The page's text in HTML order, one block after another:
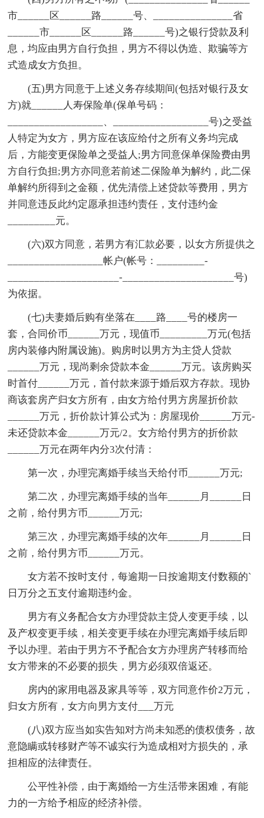
市______区______路______号、_______________省
______市______区______路______号)之银行贷款及利
息，均应由男方自行负担，男方不得以伪造、欺骗等方
式造成女方负担。
(五)男方同意于上述义务存续期间(包括对银行及女
方)就______人寿保险单(保单号码：
__________________、__________________号)之受益
人特定为女方，男方应在该应给付之所有义务均完成
后，方能变更保险单之受益人;男方同意保单保险费由男
方自行负担;男方亦同意若前述二保险单为解约，此二保
单解约所得到之金额，优先清偿上述贷款等费用，男方
并同意违反此约定愿承担违约责任，支付违约金
_________元。
(六)双方同意，若男方有汇款必要，以女方所提供之
__________________帐户(帐号：_________-
_____________________-_____________________号)
为依据。
(七)夫妻婚后购有坐落在____路____号的楼房一
套，合同价币______万元，现值币_________万元(包括
房内装修内附属设施)。购房时以男方为主贷人贷款
______万元，现尚剩余贷款本金______万元。该房购买
时首付______万元，首付款来源于婚后双方存款。现协
商该套房产归女方所有，由女方给付男方房屋折价款
______万元，折价款计算公式为：房屋现价______万元-
未还贷款本金______万元/2。女方给付男方的折价款
______万元在两年内分3次付清：
第一次，办理完离婚手续当天给付币______万元;
第二次，办理完离婚手续的当年______月______日
之前，给付男方币______万元;
第三次，办理完离婚手续的次年______月______日
之前，给付男方币______万元。
女方若不按时支付，每逾期一日按逾期支付数额的`
日万分之五支付逾期违约金。
男方有义务配合女方办理贷款主贷人变更手续，以
及产权变更手续，相关变更手续在办理完离婚手续后即
予以办理。若由于男方不予配合女方办理房产转移而给
女方带来的不必要的损失，男方必须双倍返还。
房内的家用电器及家具等等，双方同意作价2万元，
归女方所有，女方向男方支付___万元
(八)双方应当如实告知对方尚未知悉的债权债务，故
意隐瞒或转移财产等不诚实行为造成相对方损失的，承
担相应的法律责任。
公平性补偿，由于离婚给一方生活带来困难，有能
力的一方给予相应的经济补偿。